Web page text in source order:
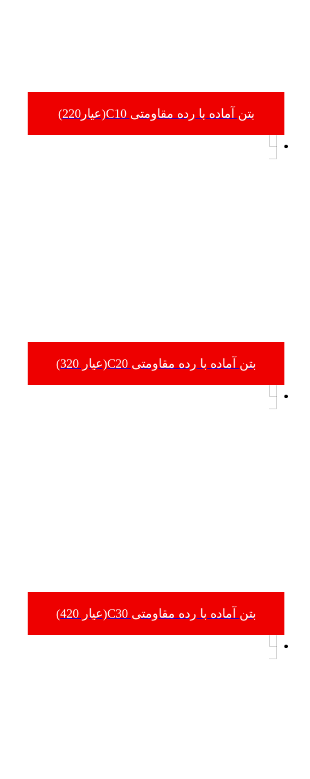
بتن آماده با رده مقاومتی C10(عیار220)
بتن آماده با رده مقاومتی C20(عیار 320)
بتن آماده با رده مقاومتی C30(عیار 420)